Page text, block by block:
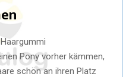
Pony vorher kämmen,
schön an ihren Platz